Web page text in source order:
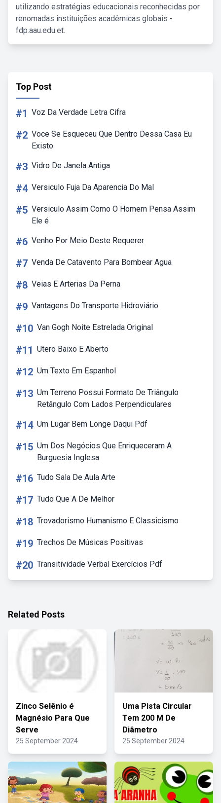
utilizando estratégias educacionais reconhecidas por
renomadas instituições acadêmicas globais -
fdp.aau.edu.et.
Top Post
#1 Voz Da Verdade Letra Cifra
#2 Voce Se Esqueceu Que Dentro Dessa Casa Eu
Existo
#3 Vidro De Janela Antiga
#4 Versiculo Fuja Da Aparencia Do Mal
#5 Versiculo Assim Como O Homem Pensa Assim
Ele é
#6 Venho Por Meio Deste Requerer
#7 Venda De Catavento Para Bombear Agua
#8 Veias E Arterias Da Perna
#9 Vantagens Do Transporte Hidroviário
#10 Van Gogh Noite Estrelada Original
#11 Utero Baixo E Aberto
#12 Um Texto Em Espanhol
#13 Um Terreno Possui Formato De Triângulo
Retângulo Com Lados Perpendiculares
#14 Um Lugar Bem Longe Daqui Pdf
#15 Um Dos Negócios Que Enriqueceram A
Burguesia Inglesa
#16 Tudo Sala De Aula Arte
#17 Tudo Que A De Melhor
#18 Trovadorismo Humanismo E Classicismo
#19 Trechos De Músicas Positivas
#20 Transitividade Verbal Exercícios Pdf
Related Posts
Zinco Selênio é
Magnésio Para Que
Serve
25 September 2024
Uma Pista Circular
Tem 200 M De
Diâmetro
25 September 2024